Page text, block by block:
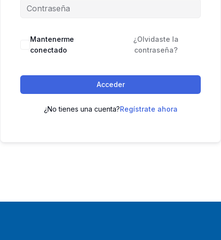
Mantenerme
conectado
¿Olvidaste la
contraseña?
Acceder
¿No tienes una cuenta?Regístrate ahora